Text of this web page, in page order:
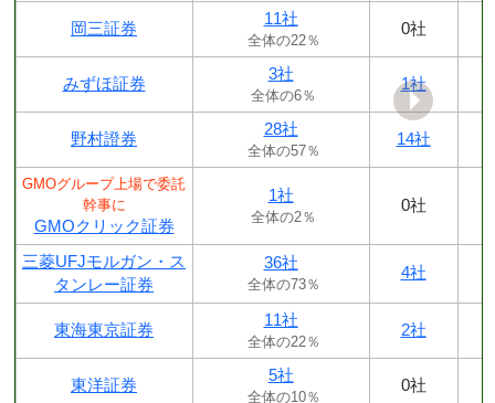
岡三証券
11社
全体の22％
0社
みずほ証券
3社
全体の6％
1社
野村證券
28社
全体の57％
14社
GMOグループ上場で委託
幹事に
GMOクリック証券
1社
全体の2％
0社
三菱UFJモルガン・ス
タンレー証券
36社
全体の73％
4社
東海東京証券
11社
全体の22％
2社
東洋証券
5社
全体の10％
0社